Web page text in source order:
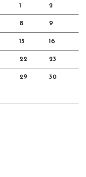
1 2
8 9
15 16
22 23
29 30